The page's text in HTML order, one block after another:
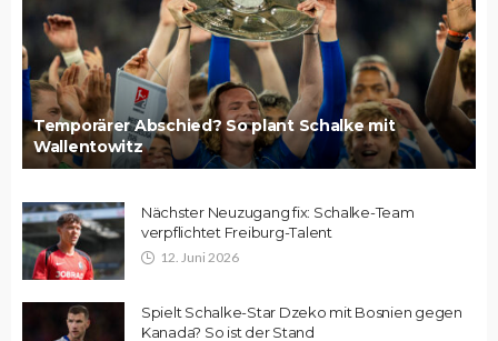
Temporärer Abschied? So plant Schalke mit
Wallentowitz
Nächster Neuzugang fix: Schalke-Team
verpflichtet Freiburg-Talent
12. Juni 2026
Spielt Schalke-Star Dzeko mit Bosnien gegen
Kanada? So ist der Stand